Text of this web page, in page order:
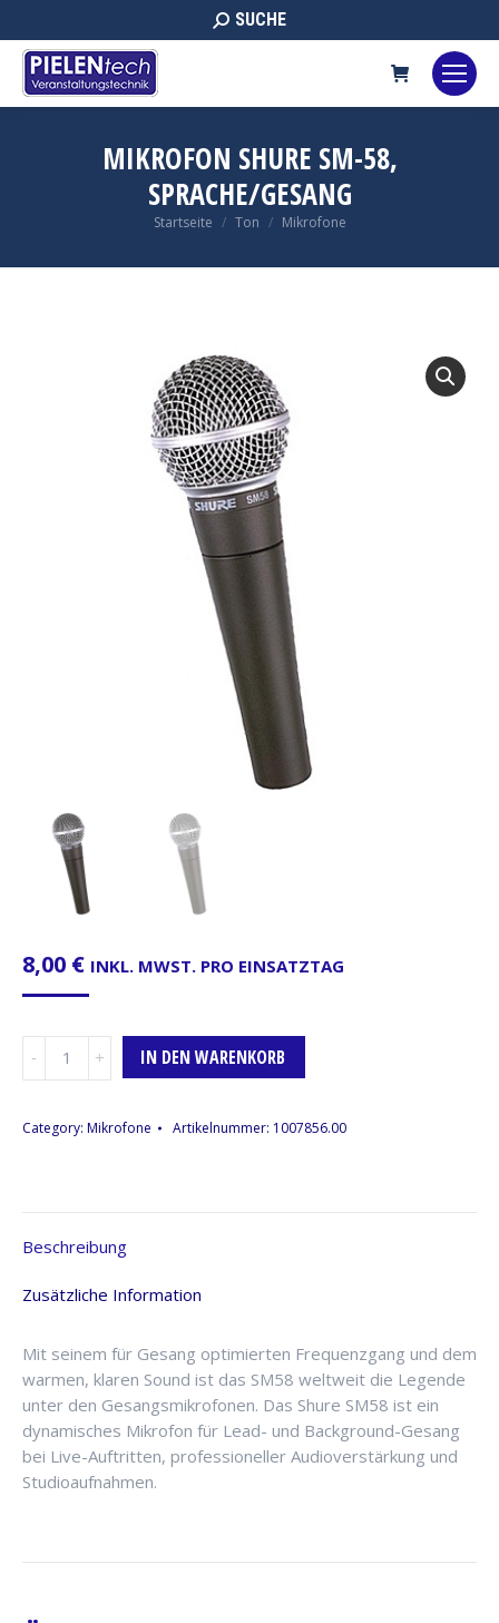
Search:
SUCHE
MIKROFON SHURE SM-58,
SPRACHE/GESANG
Sie befinden sich hier:
Startseite Ton Mikrofone
8,00 € INKL. MWST. PRO EINSATZTAG
58,
IN DEN WARENKORB
Category: Mikrofone Artikelnummer: 1007856.00
Beschreibung
Zusätzliche Information
Mit seinem für Gesang optimierten Frequenzgang und dem
warmen, klaren Sound ist das SM58 weltweit die Legende
unter den Gesangsmikrofonen. Das Shure SM58 ist ein
dynamisches Mikrofon für Lead- und Background-Gesang
bei Live-Auftritten, professioneller Audioverstärkung und
Studioaufnahmen.